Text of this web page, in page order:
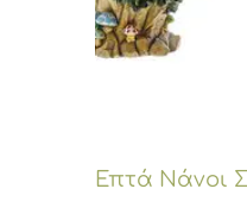
Επτά Νάνοι